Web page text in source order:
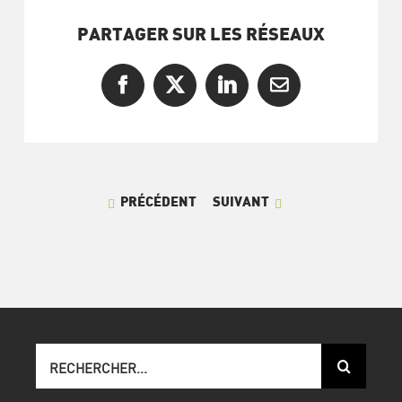
PARTAGER SUR LES RÉSEAUX
Facebook
X LinkedInCourriel
PRÉCÉDENT SUIVANT
sur